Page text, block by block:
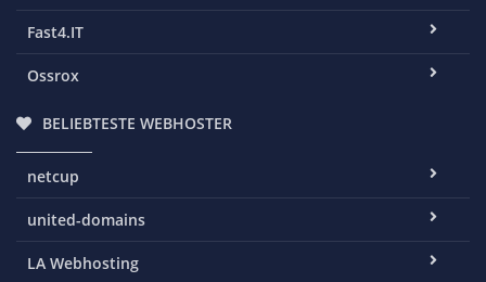
Fast4.IT
Ossrox
BELIEBTESTE WEBHOSTER
netcup
united-domains
LA Webhosting